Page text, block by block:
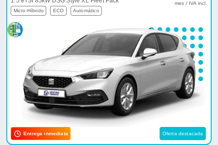
Micro-Híbrido ECO Automático
mes / IVA incl.
Entrega inmediata Oferta destacada